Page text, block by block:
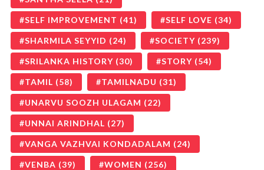
SELF IMPROVEMENT (41) SELF LOVE (34)
SHARMILA SEYYID (24) SOCIETY (239)
SRILANKA HISTORY (30) STORY (54)
TAMIL (58) TAMILNADU (31)
UNARVU SOOZH ULAGAM (22)
UNNAI ARINDHAL (27)
VANGA VAZHVAI KONDADALAM (24)
VENBA (39) WOMEN (256)